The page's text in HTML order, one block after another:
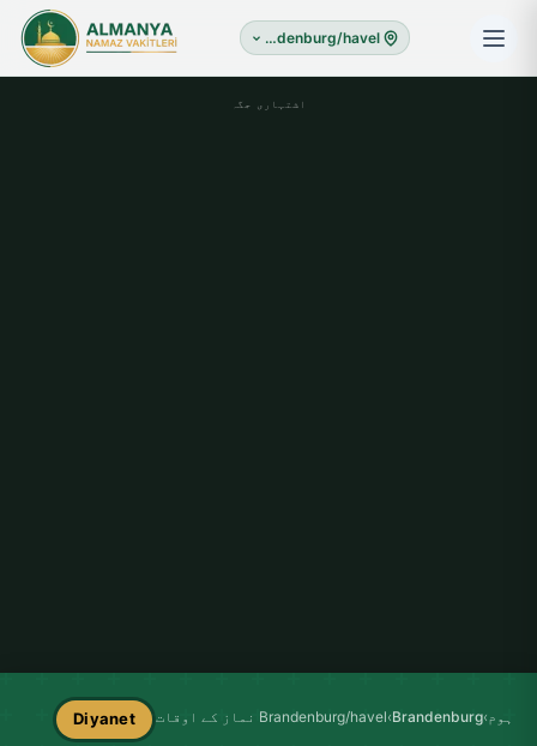
Brandenburg/havel
اشتہاری جگہ
ہوم›
Brandenburg
›Brandenburg/havel نماز کے اوقات Diyanet